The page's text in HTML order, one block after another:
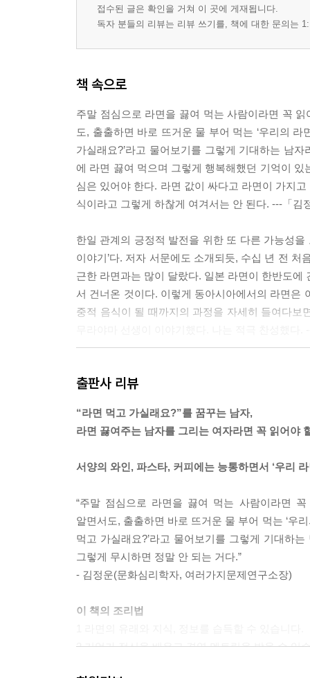
접수된 글은 확인을 거쳐 이 곳에 게재됩니다.
독자 분들의 리뷰는 리뷰 쓰기를, 책에 대한 문의는
책 속으로
주말 점심으로 라면을 끓여 먹는 사람이라면 꼭
도, 출출하면 바로 뜨거운 물 부어 먹는 ‘우리의
가실래요?’라고 물어보기를 그렇게 기대하는 남
에 라면 끓여 먹으며 그렇게 행복해했던 기억이
심은 있어야 한다. 라면 값이 싸다고 라면이 가지
식이라고 그렇게 하찮게 여겨서는 안 된다. ---「김
한일 관계의 긍정적 발전을 위한 또 다른 가능성
이야기’다. 저자 서문에도 소개되듯, 수십 년 전
근한 라면과는 많이 달랐다. 일본 라면이 한반도
서 건너온 것이다. 이렇게 동아시아에서의 라면은
중적 음식이 될 때까지의 과정을 자세히 들여다
는 뜨거운 김이 눈에 스몄다. 국물은 눈이 따가울
왠지 꼬불꼬불하고 기다란 면의 끝이 이어져 있
통하는 것 같았다. 그래서 나는 라면이 바다를 건
시작한 거 아닌가? 열 번 시도해서 한 번 성공하
어.” --- p.28
자신이 평생을 걸고 이루어야 할 일은 ‘건강하고
을 수 있는 사업을 해야 하는 것 아닌가. 한국전
출판사 리뷰
“라면 먹고 가실래요?”를 꿈꾸는 남자,
라면 끓여주는 남자를 그리는 여자라면 꼭 읽어야
서양의 와인, 파스타, 커피에는 능통하면서 ‘우리
“주말 점심으로 라면을 끓여 먹는 사람이라면
알면서도, 출출하면 바로 뜨거운 물 부어 먹는 ‘우
먹고 가실래요?’라고 물어보기를 그렇게 기대하
그렇게 무시하면 정말 안 되는 거다.”
- 김정운(문화심리학자, 여러가지문제연구소장)
이 책의 조리법
2 기업가 정신을 배우고 경영 멘토링을 받을 수 있